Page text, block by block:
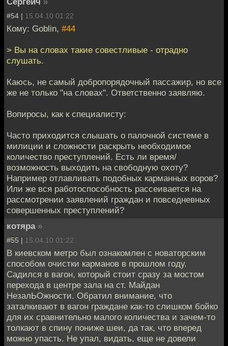
#54 | 15.04.10 01:22
Кому: Goblin, #44
> Вы на словах такие совестливые - отрадно
слушать.
Каюсь, не самый добропорядочный пассажир, но все
же не только "на словах". Ответственно заявляю.
Вопиросы, как к специалисту:
Часто приходится слышать о палочной системе в
милиции и сложности раскрыть необходимое
количество преступлений. Есть ли время/
возможность выходить на свободную охоту?
Например отлавливать подобных карманных воров?
Или же вся работоспособность рассеивается на
рассмотрении заявлений граждан и повседневных
совершенных преступлений?
котяра »
#55 | 15.04.10 01:22
В киевском метро был ознакомлен с новаторским
способом очистки карманов в прошлом году.
Садился в вагон, который стоит сразу за мостом
перехода в центре зала на ст. Майдан
НезалЬОжности. Обратил внимание, что
заталкивают в вагон граждане как-то слишком бойко
для их сравнительно малого количества и зачем-то
толкают в спину пониже шеи, да так, что вперед
можно упасть. Не упал, видать, еще не довели